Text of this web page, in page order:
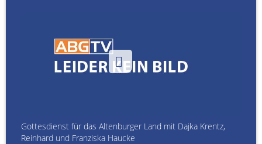
Gottesdienst für das Altenburger Land mit Dajka Krentz,
Reinhard und Franziska Haucke